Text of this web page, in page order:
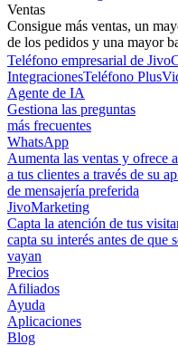
Ventas
Consigue más ventas, un
de los pedidos y una mayor
Teléfono empresarial de
IntegracionesTeléfono Plus
Agente de IA
Gestiona las preguntas
más frecuentes
WhatsApp
Aumenta las ventas y ofrece
a tus clientes a través de su
de mensajería preferida
JivoMarketing
Capta la atención de tus
capta su interés antes de que
vayan
Precios
Afiliados
Ayuda
Aplicaciones
Blog